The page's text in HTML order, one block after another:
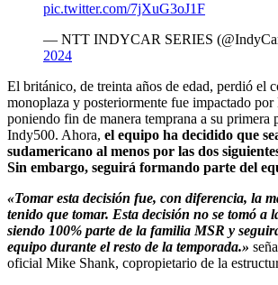
pic.twitter.com/7jXuG3oJ1F
— NTT INDYCAR SERIES
2024
El británico, de treinta años de edad, perdió el
monoplaza y posteriormente fue impactado
poniendo fin de manera temprana a su primera
Indy500. Ahora, el equipo ha decidido que
sudamericano al menos por las dos
Sin embargo, seguirá formando parte del
«Tomar esta decisión fue, con diferencia, la
tenido que tomar. Esta decisión no se tomó a
siendo 100% parte de la familia MSR y
equipo durante el resto de la temporada.»
oficial Mike Shank, copropietario de la